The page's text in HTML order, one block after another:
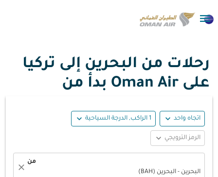

رحلات من البحرين إلى تركيا
على Oman Air بدأ من
اتجاه واحد expand_more 1 الراكب, الدرجة السياحية expand_more
الرمز الترويجي expand_more
من
البحرين - البحرين (BAH)
close